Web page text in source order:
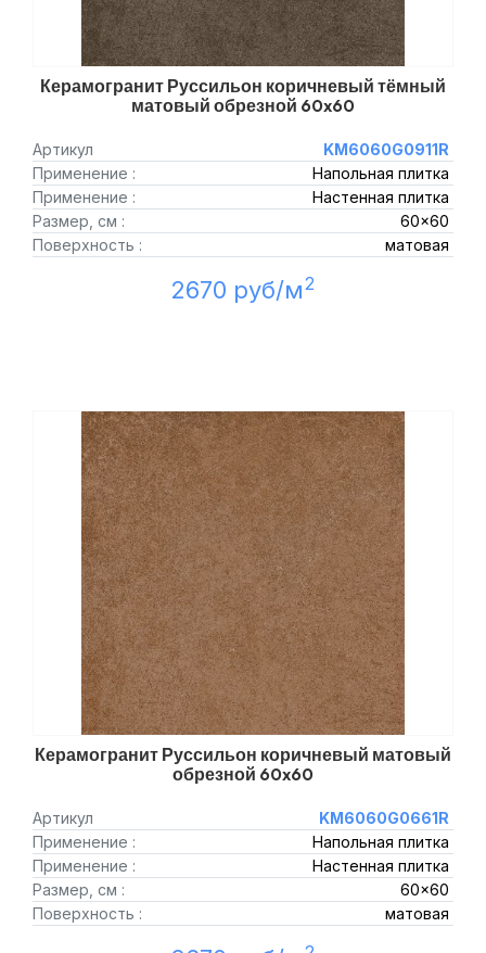
Керамогранит Руссильон коричневый тёмный
матовый обрезной 60x60
Артикул
KM6060G0911R
Применение :
Напольная плитка
Применение :
Настенная плитка
Размер, см :
60x60
Поверхность :
матовая
2670 руб/м2
Керамогранит Руссильон коричневый матовый
обрезной 60x60
Артикул
KM6060G0661R
Применение :
Напольная плитка
Применение :
Настенная плитка
Размер, см :
60x60
Поверхность :
матовая